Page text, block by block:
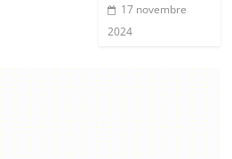
17 novembre
2024